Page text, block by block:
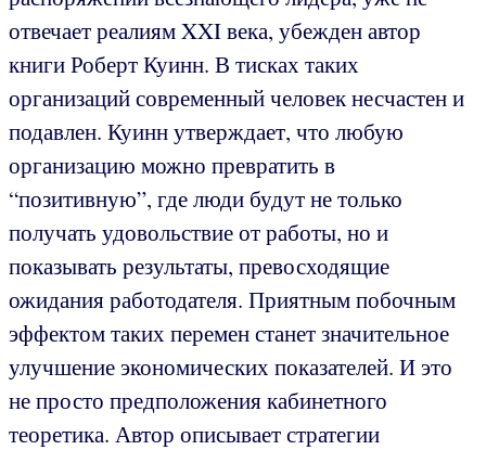
отвечает реалиям XXI века, убежден автор
книги Роберт Куинн. В тисках таких
организаций современный человек несчастен и
подавлен. Куинн утверждает, что любую
организацию можно превратить в
“позитивную”, где люди будут не только
получать удовольствие от работы, но и
показывать результаты, превосходящие
ожидания работодателя. Приятным побочным
эффектом таких перемен станет значительное
улучшение экономических показателей. И это
не просто предположения кабинетного
теоретика. Автор описывает стратегии